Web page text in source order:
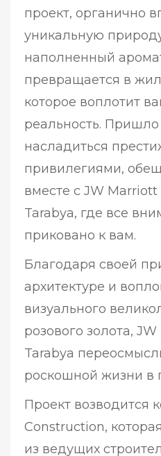
проект, органично
уникальную
наполненный
превращается в
которое воплотит
реальность.
насладиться
привилегиями,
вместе с JW Marriott
Tarabya, где все
приковано к вам.
Благодаря своей
архитектуре и
визуального
розового золота,
Tarabya
роскошной жизни в
Проект возводится
Construction,
из ведущих